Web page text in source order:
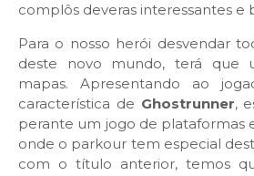
complôs deveras interessantes e
Para o nosso herói desvendar
deste novo mundo, terá que
mapas. Apresentando ao
característica de Ghostrunner,
perante um jogo de plataformas
onde o parkour tem especial
com o título anterior, temos